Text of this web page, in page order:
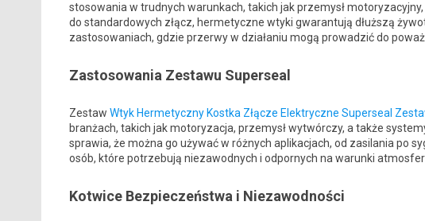
stosowania w trudnych warunkach, takich jak przemysł
do standardowych złącz, hermetyczne wtyki gwarantują dłuższą
zastosowaniach, gdzie przerwy w działaniu mogą prowadzić do
Zastosowania Zestawu Superseal
Zestaw Wtyk Hermetyczny Kostka Złącze Elektryczne Superseal
branżach, takich jak motoryzacja, przemysł wytwórczy, a także
sprawia, że można go używać w różnych aplikacjach, od zasilania po
osób, które potrzebują niezawodnych i odpornych na warunki
Kotwice Bezpieczeństwa i Niezawodności